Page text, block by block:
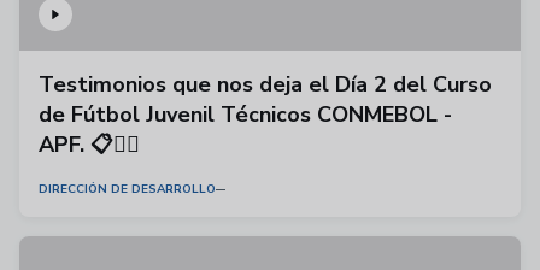
Testimonios que nos deja el Día 2 del Curso
de Fútbol Juvenil Técnicos CONMEBOL -
APF. 📋🏃‍♂️
DIRECCIÓN DE DESARROLLO